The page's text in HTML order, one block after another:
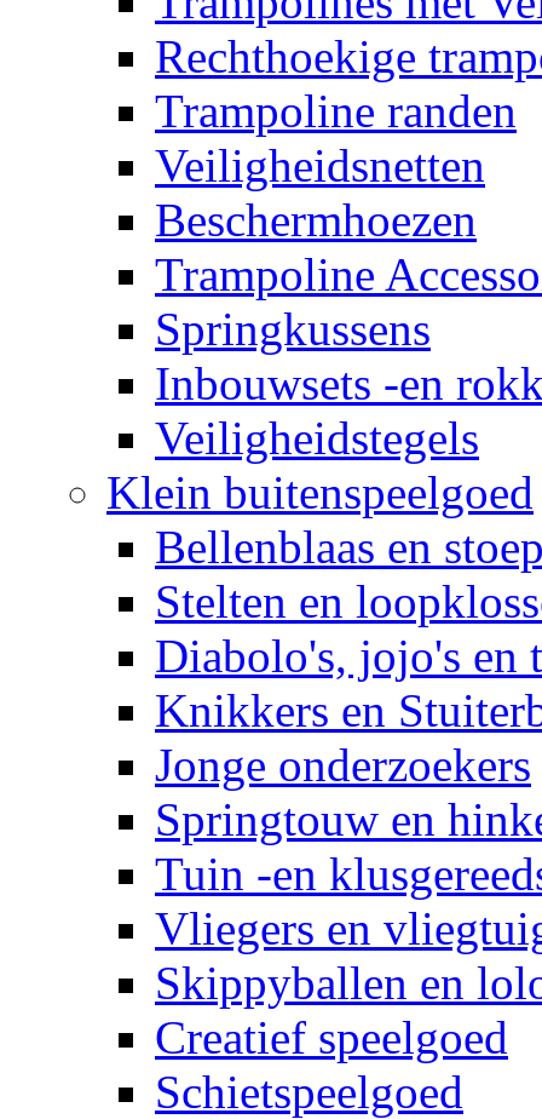
Rechthoekige
Trampoline randen
Veiligheidsnetten
Beschermhoezen
Trampoline
Springkussens
Inbouwsets -en
Veiligheidstegels
Klein buitenspeelgoed
Bellenblaas en
Stelten en
Diabolo's, jojo's en
Knikkers en
Jonge onderzoekers
Springtouw en
Tuin -en
Vliegers en
Skippyballen en
Creatief speelgoed
Schietspeelgoed